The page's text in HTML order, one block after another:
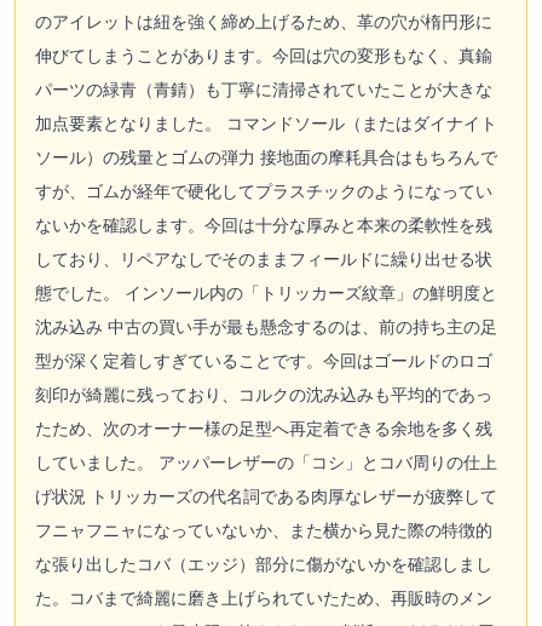
のアイレットは紐を強く締め上げるため、革の穴が楕円形に
伸びてしまうことがあります。今回は穴の変形もなく、真鍮
パーツの緑青（青錆）も丁寧に清掃されていたことが大きな
加点要素となりました。 コマンドソール（またはダイナイト
ソール）の残量とゴムの弾力 接地面の摩耗具合はもちろんで
すが、ゴムが経年で硬化してプラスチックのようになってい
ないかを確認します。今回は十分な厚みと本来の柔軟性を残
しており、リペアなしでそのままフィールドに繰り出せる状
態でした。 インソール内の「トリッカーズ紋章」の鮮明度と
沈み込み 中古の買い手が最も懸念するのは、前の持ち主の足
型が深く定着しすぎていることです。今回はゴールドのロゴ
刻印が綺麗に残っており、コルクの沈み込みも平均的であっ
たため、次のオーナー様の足型へ再定着できる余地を多く残
していました。 アッパーレザーの「コシ」とコバ周りの仕上
げ状況 トリッカーズの代名詞である肉厚なレザーが疲弊して
フニャフニャになっていないか、また横から見た際の特徴的
な張り出したコバ（エッジ）部分に傷がないかを確認しまし
た。コバまで綺麗に磨き上げられていたため、再販時のメン